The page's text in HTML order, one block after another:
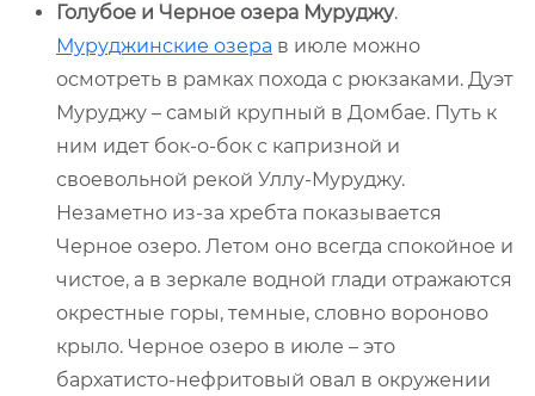
Голубое и Черное озера Муруджу.
Муруджинские озера в июле можно
осмотреть в рамках похода с рюкзаками. Дуэт
Муруджу – самый крупный в Домбае. Путь к
ним идет бок-о-бок с капризной и
своевольной рекой Уллу-Муруджу.
Незаметно из-за хребта показывается
Черное озеро. Летом оно всегда спокойное и
чистое, а в зеркале водной глади отражаются
окрестные горы, темные, словно вороново
крыло. Черное озеро в июле – это
бархатисто-нефритовый овал в окружении